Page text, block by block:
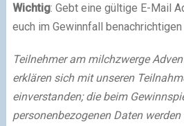
Wichtig: Gebt eine gültige E-Mail
euch im Gewinnfall benachrichtigen
Teilnehmer am milchzwerge
erklären sich mit unseren
einverstanden; die beim
personenbezogenen Daten